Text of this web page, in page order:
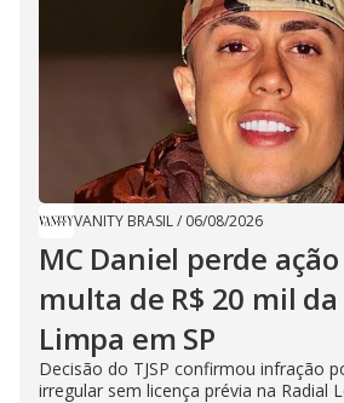
VANITY BRASIL/ 06/08/2026
MC Daniel perde
multa de R$ 20 mil
Limpa em SP
Decisão do TJSP confirmou infração
irregular sem licença prévia na Radial